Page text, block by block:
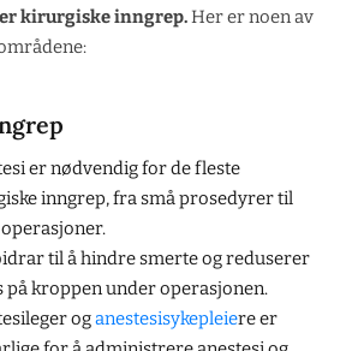
kirurgiske inngrep.Her er noen av
er nødvendig for de fleste
inngrep, fra små prosedyrer til
til å hindre smerte og reduserer
på kroppen under operasjonen.
oganestesisykepleiere er